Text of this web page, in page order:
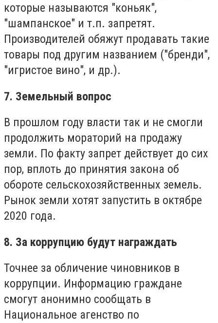
которые называются "коньяк",
"шампанское" и т.п. запретят.
Производителей обяжут продавать такие
товары под другим названием ("бренди",
"игристое вино", и др.).
7. Земельный вопрос
В прошлом году власти так и не смогли
продолжить мораторий на продажу
земли. По факту запрет действует до сих
пор, вплоть до принятия закона об
обороте сельскохозяйственных земель.
Рынок земли хотят запустить в октябре
2020 года.
8. За коррупцию будут награждать
Точнее за обличение чиновников в
коррупции. Информацию граждане
смогут анонимно сообщать в
Национальное агенство по